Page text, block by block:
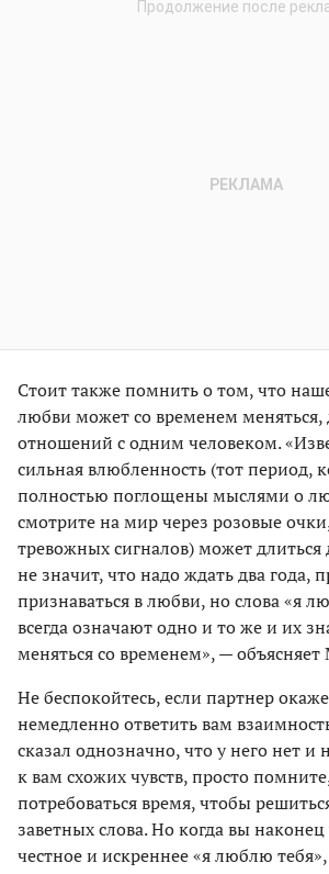
Стоит также помнить о том, что
любви может со временем меняться,
отношений с одним человеком.
сильная влюбленность (тот период,
полностью поглощены мыслями о
смотрите на мир через розовые
тревожных сигналов) может длиться
не значит, что надо ждать два года,
признаваться в любви, но слова «я
всегда означают одно и то же и их
меняться со временем», —
Не беспокойтесь, если партнер
немедленно ответить вам
сказал однозначно, что у него нет и
к вам схожих чувств, просто
потребоваться время, чтобы
заветных слова. Но когда вы
честное и искреннее «я люблю